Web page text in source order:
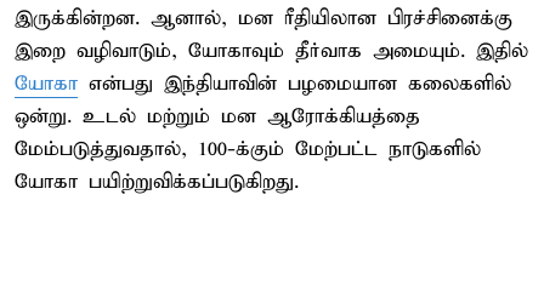
இருக்கின்றன. ஆனால், மன ரீதியிலான பிரச்சினைக்கு
இறை வழிவாடும், யோகாவும் தீர்வாக அமையும். இதில்
யோகா என்பது இந்தியாவின் பழமையான கலைகளில்
ஒன்று. உடல் மற்றும் மன ஆரோக்கியத்தை
மேம்படுத்துவதால், 100-க்கும் மேற்பட்ட நாடுகளில்
யோகா பயிற்றுவிக்கப்படுகிறது.